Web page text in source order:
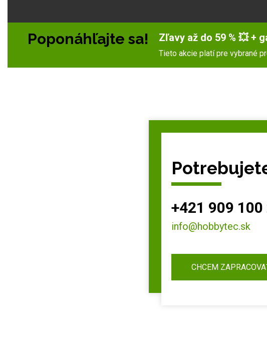
Poponáhľajte sa! Zľavy až do 59 % 💥 +
Tieto akcie platí pre vybrané
+421 909 100
info@hobbytec.sk
CHCEM